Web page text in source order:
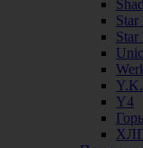
Star
Y4